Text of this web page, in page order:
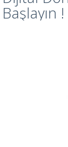
Başlayın !